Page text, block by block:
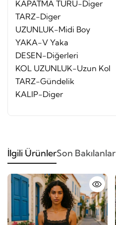
KAPATMA TURU-Diger
TARZ-Diger
UZUNLUK-Midi Boy
YAKA-V Yaka
DESEN-Diğerleri
KOL UZUNLUK-Uzun Kol
TARZ-Gündelik
KALIP-Diger
İlgili ÜrünlerSon Bakılanlar